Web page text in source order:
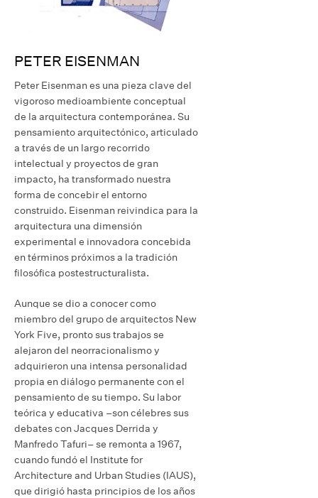
PETER EISENMAN
Peter Eisenman es una pieza clave del
vigoroso medioambiente conceptual
de la arquitectura contemporánea. Su
pensamiento arquitectónico, articulado
a través de un largo recorrido
intelectual y proyectos de gran
impacto, ha transformado nuestra
forma de concebir el entorno
construido. Eisenman reivindica para la
arquitectura una dimensión
experimental e innovadora concebida
en términos próximos a la tradición
filosófica postestructuralista.
Aunque se dio a conocer como
miembro del grupo de arquitectos New
York Five, pronto sus trabajos se
alejaron del neorracionalismo y
adquirieron una intensa personalidad
propia en diálogo permanente con el
pensamiento de su tiempo. Su labor
teórica y educativa –son célebres sus
debates con Jacques Derrida y
Manfredo Tafuri– se remonta a 1967,
cuando fundó el Institute for
Architecture and Urban Studies (IAUS),
que dirigió hasta principios de los años